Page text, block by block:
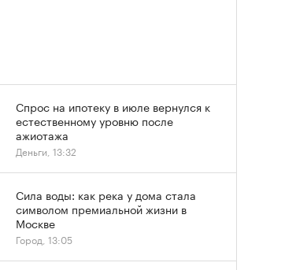
Спрос на ипотеку в июле вернулся к
естественному уровню после
ажиотажа
Деньги, 13:32
Сила воды: как река у дома стала
символом премиальной жизни в
Москве
Город, 13:05